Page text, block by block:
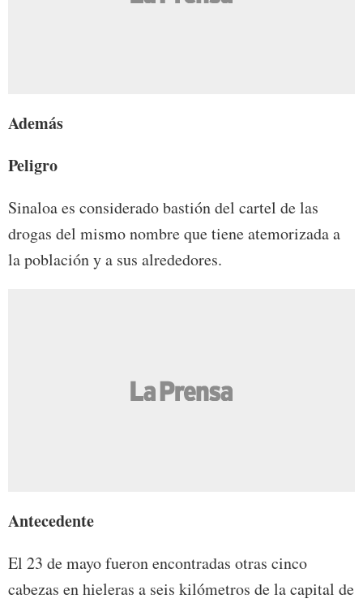
Además
Peligro
Sinaloa es considerado bastión del cartel de las
drogas del mismo nombre que tiene atemorizada a
la población y a sus alrededores.
Antecedente
El 23 de mayo fueron encontradas otras cinco
cabezas en hieleras a seis kilómetros de la capital de